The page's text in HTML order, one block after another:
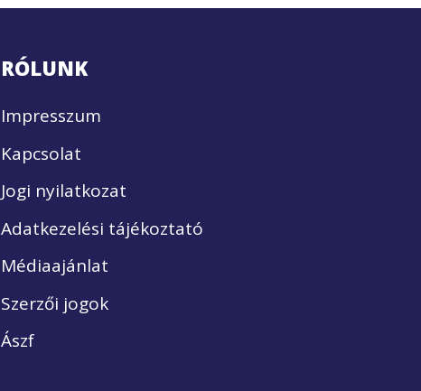
RÓLUNK
Impresszum
Kapcsolat
Jogi nyilatkozat
Adatkezelési tájékoztató
Médiaajánlat
Szerzői jogok
Ászf